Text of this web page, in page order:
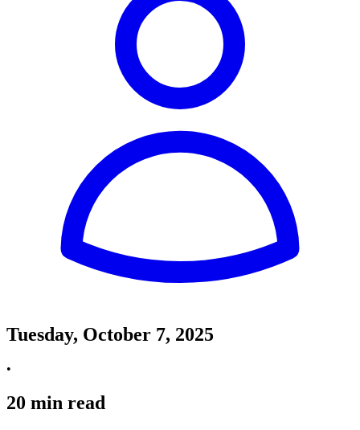
Tuesday, October 7, 2025
•
20 min read